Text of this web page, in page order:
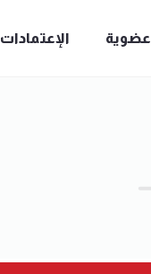
عضوية الإعتمادات